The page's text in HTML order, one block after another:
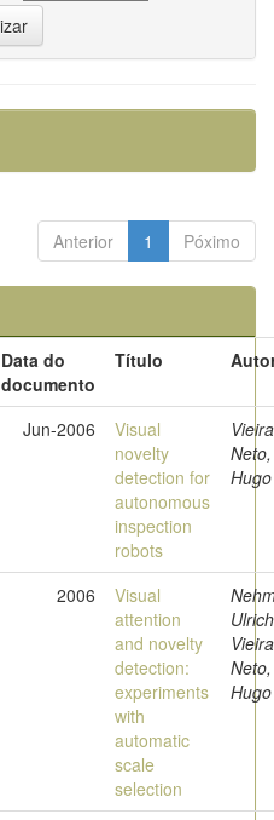
Anterior 1 Póximo
Data do
documento
Título
Jun-2006
Visual
novelty
detection for
autonomous
inspection
robots
Vieira
Neto,
Hugo
2006
Visual
attention
and novelty
detection:
experiments
with
automatic
scale
selection
Vieira
Neto,
Hugo